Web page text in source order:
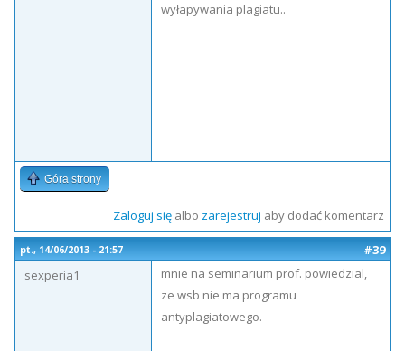
wyłapywania plagiatu..
Góra strony
Zaloguj sięalbo zarejestruj aby dodać komentarz
pt., 14/06/2013 - 21:57
#39
sexperia1
mnie na seminarium prof. powiedzial,
ze wsb nie ma programu
antyplagiatowego.